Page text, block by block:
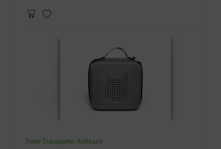
Tonie-Transporter Anthrazit